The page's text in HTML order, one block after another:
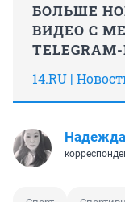
БОЛЬШЕ
ВИДЕО С
14.RU |